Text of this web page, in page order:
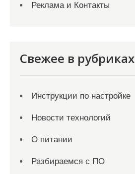
Реклама и Контакты
Свежее в рубриках
Инструкции по настройке
Новости технологий
О питании
Разбираемся с ПО